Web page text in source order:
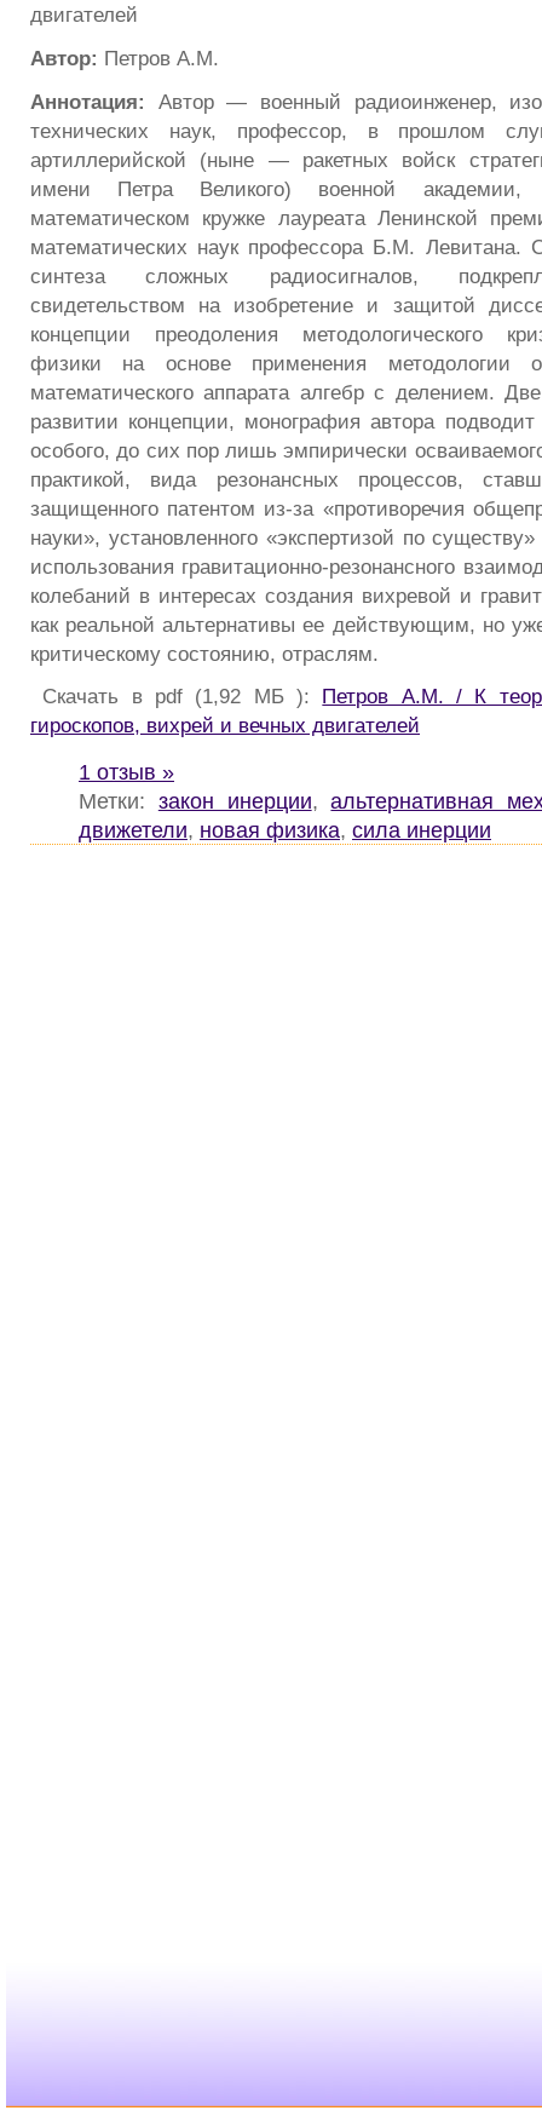
двигателей
Автор: Петров А.М.
Аннотация: Автор — военный радиоинженер,
технических наук, профессор, в прошлом
артиллерийской (ныне — ракетных войск
имени Петра Великого) военной
математическом кружке лауреата Ленинской
математических наук профессора Б.М. Левитана.
синтеза сложных радиосигналов,
свидетельством на изобретение и защитой
концепции преодоления методологического
физики на основе применения методологии
математического аппарата алгебр с делением.
развитии концепции, монография автора
особого, до сих пор лишь эмпирически
практикой, вида резонансных процессов,
защищенного патентом из-за «противоречия
науки», установленного «экспертизой по
использования гравитационно-резонансного
колебаний в интересах создания вихревой и
как реальной альтернативы ее действующим, но
критическому состоянию, отраслям.
Скачать в pdf (1,92 МБ ): Петров А.М. / К
гироскопов, вихрей и вечных двигателей
1 отзыв »
Метки: закон инерции,альтернативная
движетели, новая физика, сила инерции